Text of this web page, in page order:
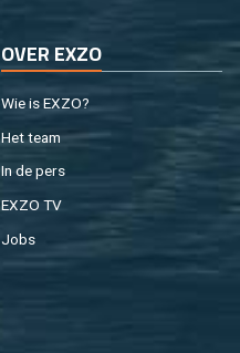
OVER EXZO
Wie is EXZO?
Het team
In de pers
EXZO TV
Jobs